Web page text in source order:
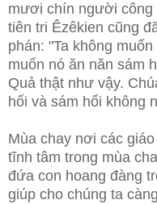
mươi chín người công
tiên tri Êzêkien cũng
phán: "Ta không
muốn nó ăn năn sám
Quả thật như vậy.
hối và sám hối không
Mùa chay nơi các
tĩnh tâm trong mùa
đứa con hoang đàng
giúp cho chúng ta